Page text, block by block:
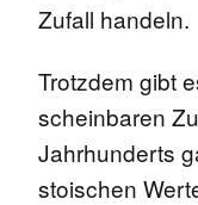
Zufall handeln.
Trotzdem gibt
scheinbaren
Jahrhunderts
stoischen